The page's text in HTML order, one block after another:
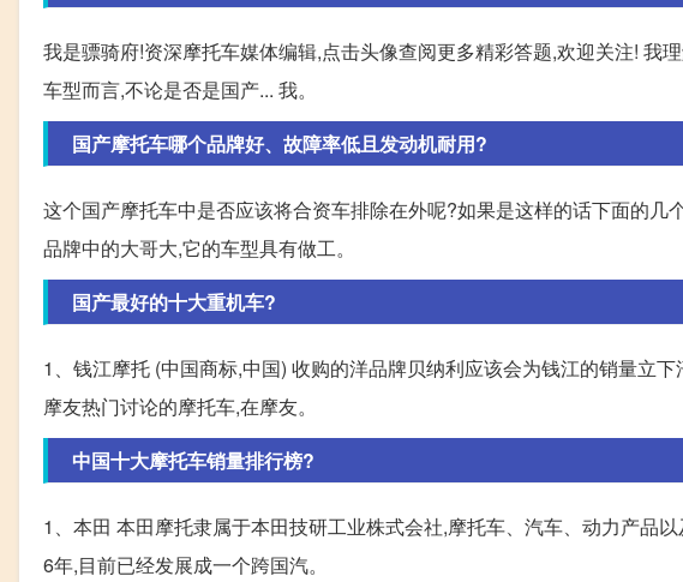
我是骠骑府!资深摩托车媒体编辑,点击头像查阅更多精彩答题,欢迎关注! 我
车型而言,不论是否是国产... 我。
国产摩托车哪个品牌好、故障率低且发动机耐用?
这个国产摩托车中是否应该将合资车排除在外呢?如果是这样的话下面的
品牌中的大哥大,它的车型具有做工。
国产最好的十大重机车?
1、钱江摩托 (中国商标,中国) 收购的洋品牌贝纳利应该会为钱江的销量立
摩友热门讨论的摩托车,在摩友。
中国十大摩托车销量排行榜?
1、本田 本田摩托隶属于本田技研工业株式会社,摩托车、汽车、动力产品
6年,目前已经发展成一个跨国汽。